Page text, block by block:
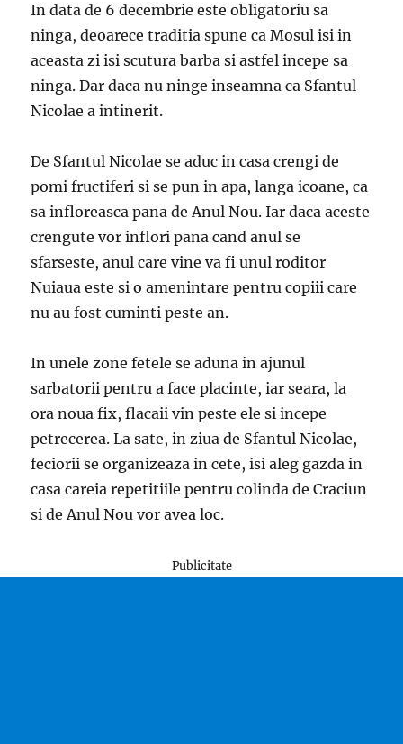
In data de 6 decembrie este obligatoriu sa
ninga, deoarece traditia spune ca Mosul isi in
aceasta zi isi scutura barba si astfel incepe sa
ninga. Dar daca nu ninge inseamna ca Sfantul
Nicolae a intinerit.
De Sfantul Nicolae se aduc in casa crengi de
pomi fructiferi si se pun in apa, langa icoane, ca
sa infloreasca pana de Anul Nou. Iar daca aceste
crengute vor inflori pana cand anul se
sfarseste, anul care vine va fi unul roditor
Nuiaua este si o amenintare pentru copiii care
nu au fost cuminti peste an.
In unele zone fetele se aduna in ajunul
sarbatorii pentru a face placinte, iar seara, la
ora noua fix, flacaii vin peste ele si incepe
petrecerea. La sate, in ziua de Sfantul Nicolae,
feciorii se organizeaza in cete, isi aleg gazda in
casa careia repetitiile pentru colinda de Craciun
si de Anul Nou vor avea loc.
Publicitate